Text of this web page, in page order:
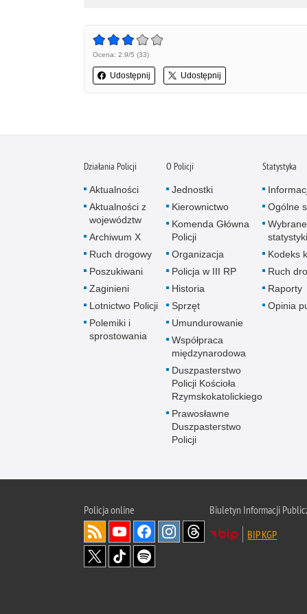
Ocena: 2.9/5 (33)
Udostępnij Udostępnij
Działania Policji
Aktualności
Aktualności z
województw
Archiwum X
Ruch drogowy
Poszukiwani
Zaginieni
Lotnictwo Policji
Polemiki i
sprostowania
O Policji
Jednostki
Kierownictwo
Komenda Główna
Policji
Organizacja
Policja w III RP
Historia
Sprzęt
Umundurowanie
Współpraca
międzynarodowa
Duszpasterstwo
Policji Kościoła
Rzymskokatolickiego
Prawosławne
Duszpasterstwo
Policji
Statystyka
Ogólne
Wybrane
statystyki
Kodeks
Ruch
Raporty
Opinia
Policjaonline
Biuletyn Informacji
BIP KGP